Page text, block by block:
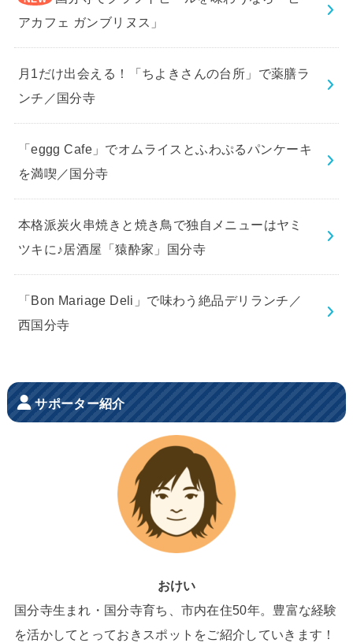
アカフェ ガンブリヌス」
月1だけ出会える！「ちよきさんの台所」で薬膳ラ
ンチ／国分寺
「eggg Cafe」でオムライスとふわぷるパンケーキ
を満喫／国分寺
本格派炭火串焼きと焼き鳥で独自メニューはヤミ
ツキに♪居酒屋「猿酔家」国分寺
「Bon Mariage Deli」で味わう絶品デリランチ／
西国分寺
サポーター紹介
おけい
国分寺生まれ・国分寺育ち、市内在住50年。豊富な経験
を活かしてとっておきスポットをご紹介していきます！